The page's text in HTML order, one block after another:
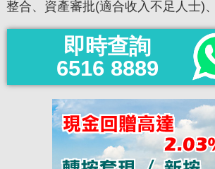
整合、資產審批(適合收入不足人士)
即時查詢
6516 8889